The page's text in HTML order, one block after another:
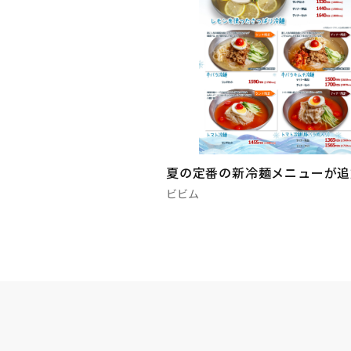
夏の定番の新冷麺メニューが
ビビム